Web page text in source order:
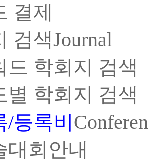
결제
검색Journal
드 학회지 검색
별 학회지 검색
/등록비
대회안내